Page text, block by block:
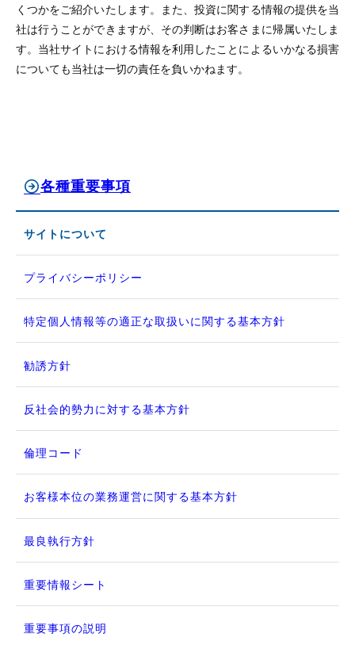
くつかをご紹介いたします。また、投資に関する情報の提供を当
社は行うことができますが、その判断はお客さまに帰属いたしま
す。当社サイトにおける情報を利用したことによるいかなる損害
についても当社は一切の責任を負いかねます。
各種重要事項
サイトについて
プライバシーポリシー
特定個人情報等の適正な取扱いに関する基本方針
勧誘方針
反社会的勢力に対する基本方針
倫理コード
お客様本位の業務運営に関する基本方針
最良執行方針
重要情報シート
重要事項の説明